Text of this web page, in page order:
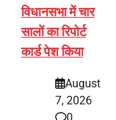
विधानसभा में चार
सालों का रिपोर्ट
कार्ड पेश किया
August
7, 2026
0